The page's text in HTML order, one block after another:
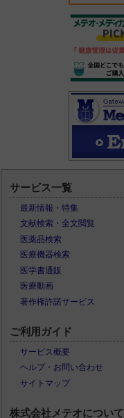
サービス一覧
最新情報・特集
文献検索・全文閲覧
医薬品検索
医療機器検索
医学書通販
医療動画
著作権許諾サービス
ご利用ガイド
サービス概要
ヘルプ・お問い合わせ
サイトマップ
株式会社メテオについて